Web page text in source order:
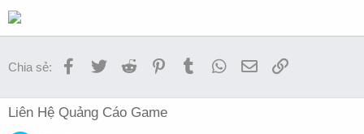
Chia sẻ: Facebook
TwitterReddit PinterestTumblrWhatsApp
EmailLink
Liên Hệ Quảng Cáo Game